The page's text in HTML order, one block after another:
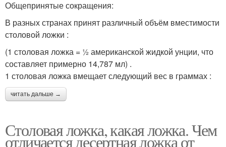
Общепринятые сокращения:
В разных странах принят различный объём вместимости
столовой ложки :
(1 столовая ложка = ½ американской жидкой унции, что
составляет примерно 14,787 мл) .
1 столовая ложка вмещает следующий вес в граммах :
читать дальше →
Столовая ложка, какая ложка. Чем
отличается десертная ложка от